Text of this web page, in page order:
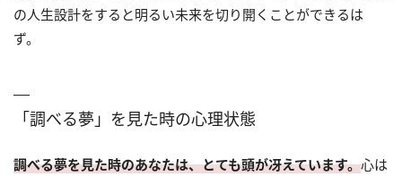
の人生設計をすると明るい未来を切り開くことができるは
ず。
「調べる夢」を見た時の心理状態
調べる夢を見た時のあなたは、とても頭が冴えています。心は